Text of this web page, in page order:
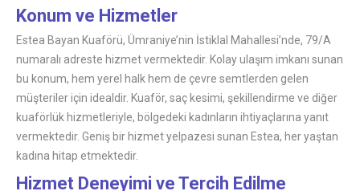
Konum ve Hizmetler
Estea Bayan Kuaförü, Ümraniye’nin İstiklal Mahallesi’nde, 79/A
numaralı adreste hizmet vermektedir. Kolay ulaşım imkanı sunan
bu konum, hem yerel halk hem de çevre semtlerden gelen
müşteriler için idealdir. Kuaför, saç kesimi, şekillendirme ve diğer
kuaförlük hizmetleriyle, bölgedeki kadınların ihtiyaçlarına yanıt
vermektedir. Geniş bir hizmet yelpazesi sunan Estea, her yaştan
kadına hitap etmektedir.
Hizmet Deneyimi ve Tercih Edilme